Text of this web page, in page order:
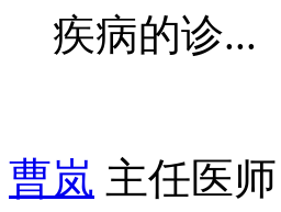
疾病的诊...
曹岚 主任医师